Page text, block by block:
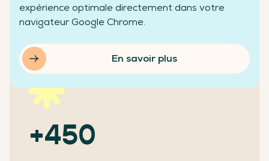
expérience optimale directement dans votre
navigateur Google Chrome.
En savoir plus
écoles clientes
+450